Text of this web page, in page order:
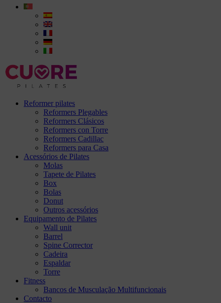
Reformer pilates
Reformers Plegables
Reformers Clásicos
Reformers con Torre
Reformers Cadillac
Reformers para Casa
Acessórios de Pilates
Molas
Tapete de Pilates
Box
Bolas
Donut
Outros acessórios
Equipamento de Pilates
Wall unit
Barrel
Spine Corrector
Cadeira
Espaldar
Torre
Fitness
Bancos de Musculação Multifuncionais
Contacto